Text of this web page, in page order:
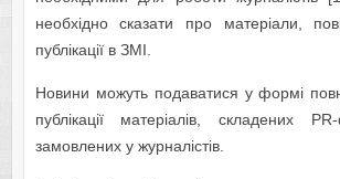
необхідно сказати про матеріали,
публікації в ЗМІ.
Новини можуть подаватися у формі
публікації матеріалів, складених
замовлених у журналістів.